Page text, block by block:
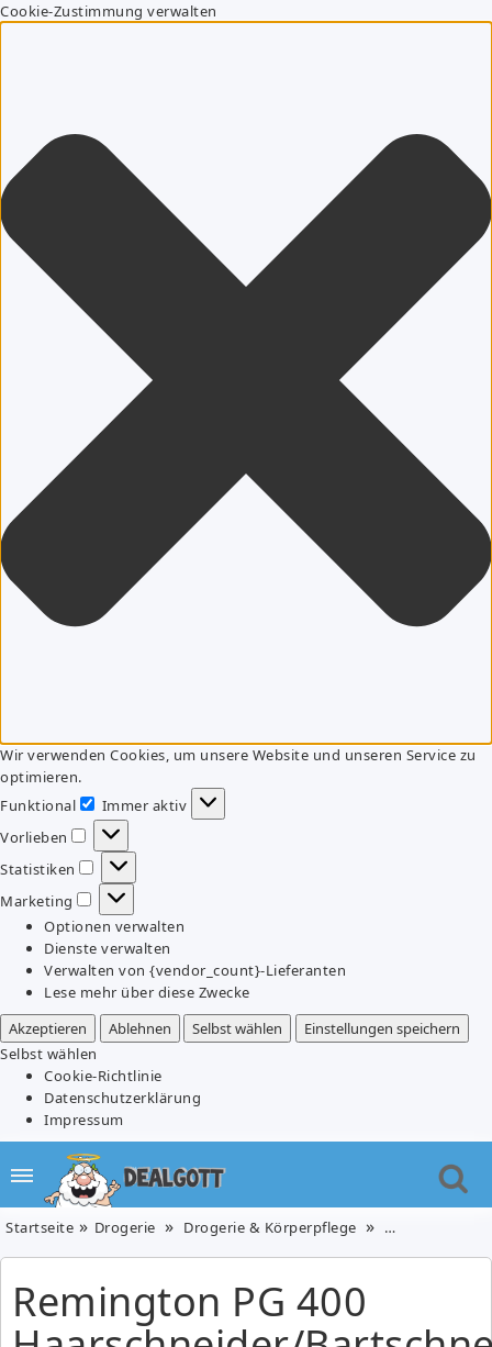
Cookie-Zustimmung verwalten
Wir verwenden Cookies, um unsere Website und unseren Service zu
optimieren.
Funktional
Funktional
Immer aktiv
Vorlieben
Vorlieben
Statistiken
Statistiken
Marketing
Marketing
Optionen verwalten
Dienste verwalten
Verwalten von {vendor_count}-Lieferanten
Lese mehr über diese Zwecke
Akzeptieren
Ablehnen Selbst wählen
Einstellungen speichern
Selbst wählen
Cookie-Richtlinie
Datenschutzerklärung
Impressum
Startseite Drogerie Drogerie & Körperpflege Elektronik &
Remington PG 400